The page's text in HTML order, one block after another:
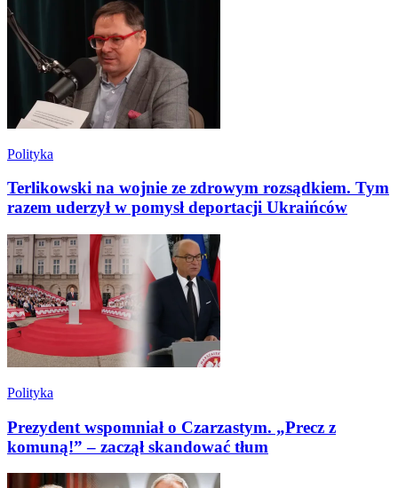
Polityka
Terlikowski na wojnie ze zdrowym rozsądkiem. Tym
razem uderzył w pomysł deportacji Ukraińców
Polityka
Prezydent wspomniał o Czarzastym. „Precz z
komuną!” – zaczął skandować tłum